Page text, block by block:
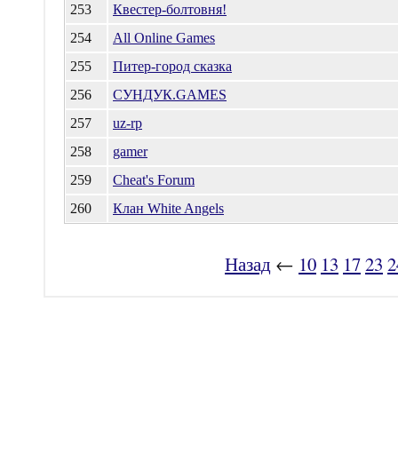
253
Квестер-болтовня!
254
All Online Games
255
Питер-город сказка
256
СУНДУК.GAMES
257
uz-rp
258
gamer
259
Cheat's Forum
260
Клан White Angels
Назад ← 10 13 1723